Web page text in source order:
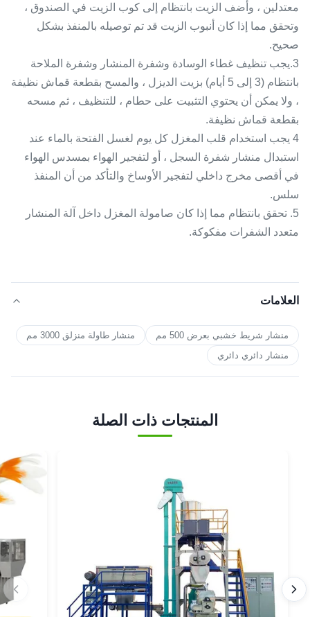
معتدلين ، وأضف الزيت بانتظام إلى كوب الزيت في الصندوق ،
وتحقق مما إذا كان أنبوب الزيت قد تم توصيله بالمنفذ بشكل
صحيح.
3.يجب تنظيف غطاء الوسادة وشفرة المنشار وشفرة الملاحة
بانتظام (3 إلى 5 أيام) بزيت الديزل ، والمسح بقطعة قماش نظيفة
، ولا يمكن أن يحتوي التثبيت على حطام ، للتنظيف ، ثم مسحه
بقطعة قماش نظيفة.
4 يجب استخدام قلب المغزل كل يوم لغسل الفتحة بالماء عند
استبدال منشار شفرة السجل ، أو لتفجير الهواء بمسدس الهواء
في أقصى مخرج داخلي لتفجير الأوساخ والتأكد من أن المنفذ
سلس.
5. تحقق بانتظام مما إذا كان صامولة المغزل داخل آلة المنشار
متعدد الشفرات مفكوكة.
العلامات
منشار شريط خشبي بعرض 500 مم
منشار طاولة منزلق 3000 مم
منشار دائري دائري
المنتجات ذات الصلة